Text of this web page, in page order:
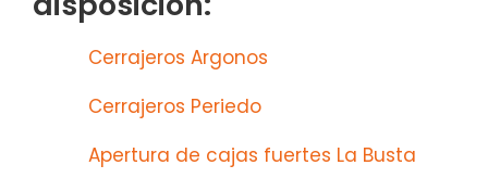
Cerrajeros Argonos
Cerrajeros Periedo
Apertura de cajas fuertes La Busta